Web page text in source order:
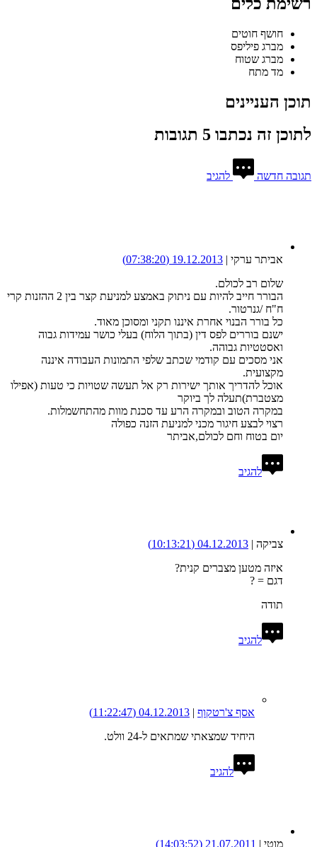
חושף חוטים
מברג פיליפס
מברג שטוח
מד מתח
תוכן העניינים
לתוכן זה נכתבו 5 תגובות
תגובה חדשה להגיב
אביתר ערקי |
19.12.2013
(07:38:20)
שלום רב לכולם.
הבורר חייב להיות עם ניתוק באמצע למניעת קצר בין 2 ההזנות קרי
ח"ח /גנרטור.
כל בורר הבנוי אחרת איננו תקני ומסוכן מאוד.
ישנם בוררים לפס דין (בתוך הלוח) בעלי כושר עמידות גבוה
ואסטטיות גבוהה.
אני מסכים עם קודמי שכתב שלפי התמונות העבודה איננה
מקצועית.
אוכל להדריך אותך ישירות רק אל תעשה שטויות כי טעות (אפילו
מצטברת)תעלה לך ביוקר
במקרה הטוב ובמקרה הרע עד סכנת מוות מהתחשמלות.
רצוי לבצע חיגור מכני למניעת הזנה כפולה
יום בטוח וחם לכולם,אביתר
להגיב
צביקה |
04.12.2013
(10:13:21)
איזה מטען מצברים קנית?
דגם = ?
תודה
להגיב
אסף צ'רטקוף |
04.12.2013
(11:22:47)
היחיד שמצאתי שמתאים ל-24 וולט.
להגיב
מוטי |
21.07.2011
(14:03:52)